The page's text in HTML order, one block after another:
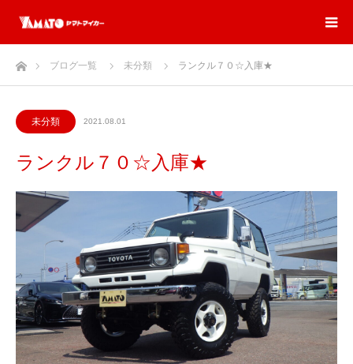
ホームブログ一覧 未分類 ランクル７０☆入庫★
未分類 2021.08.01
ランクル７０☆入庫★